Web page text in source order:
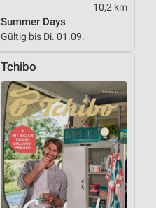
10,2 km
Summer Days
Gültig bis Di. 01.09.
Tchibo